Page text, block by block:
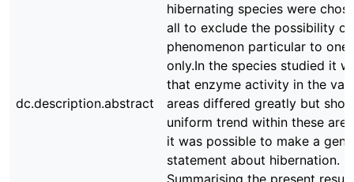
dc.description.abstract
hibernating species were
all to exclude the possibility
phenomenon particular to one
only.In the species studied it
that enzyme activity in the
areas differed greatly but
uniform trend within these
it was possible to make a
statement about hibernation.
Summarising the present